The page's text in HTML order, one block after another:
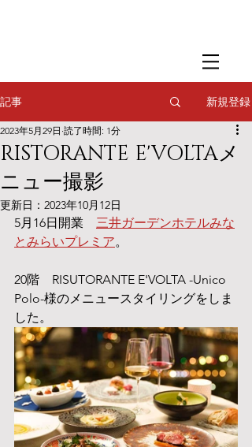
フードスタイリング
記事 新規登録
RISTORANTE E'VOLTAメ
ニュー撮影
2023年5月29日 読了時間: 1分
更新日： 2023年10月12日
5月16日開業 三井ガーデンホテルみな
とみらいプレミア。
20階　RISUTORANTE E'VOLTA -Unico
Polo-様のメニュースタイリングをしま
した。